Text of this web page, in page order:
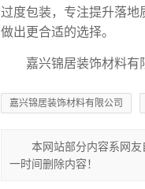
过度包装，专注提升落地
做出更合适的选择。
嘉兴锦居装饰材料有
嘉兴锦居装饰材料有限公司
本网站部分内容系网
一时间删除内容！